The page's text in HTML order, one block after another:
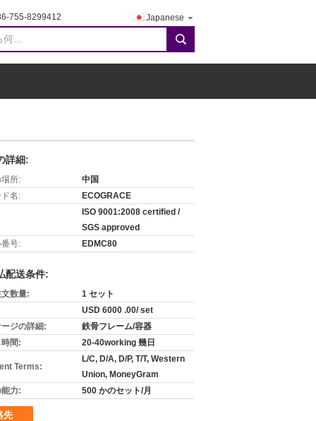
755-8299412 Japanese
search
詳細:
所:
中国
名:
ECOGRACE
ISO 9001:2008 certified /
SGS approved
号:
EDMC80
配送条件:
数量:
1 セット
USD 6000 .00/ set
ジの詳細:
鉄骨フレーム/容器
間:
20-40working 幾日
Terms:
L/C, D/A, D/P, T/T, Western
Union, MoneyGram
力:
500 かのセット/月
先